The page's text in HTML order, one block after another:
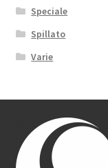
Speciale
Spillato
Varie